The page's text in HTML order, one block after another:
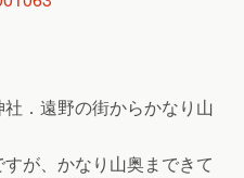
．遠野の街からかなり山
が、かなり山奥まできて